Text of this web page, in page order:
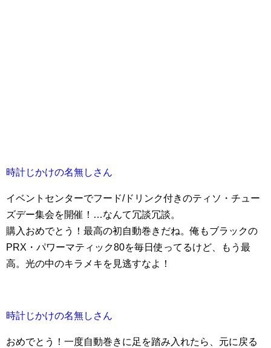
時計じかけの名無しさん
イベントセンターでフード/ドリンク付きのティソ・チュー
ズデー集会を開催！…なんて冗談冗談。
購入おめでとう！最高の初自動巻きだね。俺もブラックの
PRX・パワーマティック80を毎日使ってるけど、もう最
高。光の中のキラメキを見逃すなよ！
時計じかけの名無しさん
おめでとう！一度自動巻きに足を踏み入れたら、元に戻る